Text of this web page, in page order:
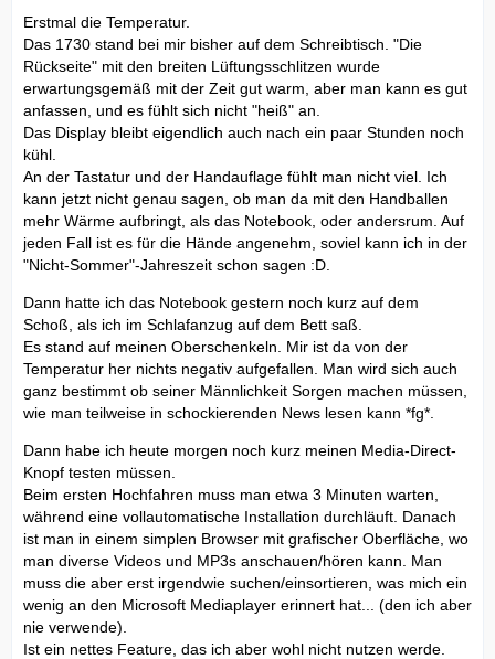
Erstmal die Temperatur.
Das 1730 stand bei mir bisher auf dem Schreibtisch. "Die
Rückseite" mit den breiten Lüftungsschlitzen wurde
erwartungsgemäß mit der Zeit gut warm, aber man kann es gut
anfassen, und es fühlt sich nicht "heiß" an.
Das Display bleibt eigendlich auch nach ein paar Stunden noch
kühl.
An der Tastatur und der Handauflage fühlt man nicht viel. Ich
kann jetzt nicht genau sagen, ob man da mit den Handballen
mehr Wärme aufbringt, als das Notebook, oder andersrum. Auf
jeden Fall ist es für die Hände angenehm, soviel kann ich in der
"Nicht-Sommer"-Jahreszeit schon sagen :D.
Dann hatte ich das Notebook gestern noch kurz auf dem
Schoß, als ich im Schlafanzug auf dem Bett saß.
Es stand auf meinen Oberschenkeln. Mir ist da von der
Temperatur her nichts negativ aufgefallen. Man wird sich auch
ganz bestimmt ob seiner Männlichkeit Sorgen machen müssen,
wie man teilweise in schockierenden News lesen kann *fg*.
Dann habe ich heute morgen noch kurz meinen Media-Direct-
Knopf testen müssen.
Beim ersten Hochfahren muss man etwa 3 Minuten warten,
während eine vollautomatische Installation durchläuft. Danach
ist man in einem simplen Browser mit grafischer Oberfläche, wo
man diverse Videos und MP3s anschauen/hören kann. Man
muss die aber erst irgendwie suchen/einsortieren, was mich ein
wenig an den Microsoft Mediaplayer erinnert hat... (den ich aber
nie verwende).
Ist ein nettes Feature, das ich aber wohl nicht nutzen werde.